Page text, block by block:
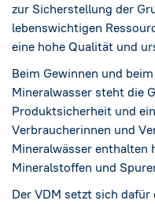
zur Sicherstellung der
lebenswichtigen
eine hohe Qualität und
Beim Gewinnen und
Mineralwasser steht die
Produktsicherheit und
Verbraucherinnen und
Mineralwässer enthalten
Mineralstoffen und
Der VDM setzt sich dafür